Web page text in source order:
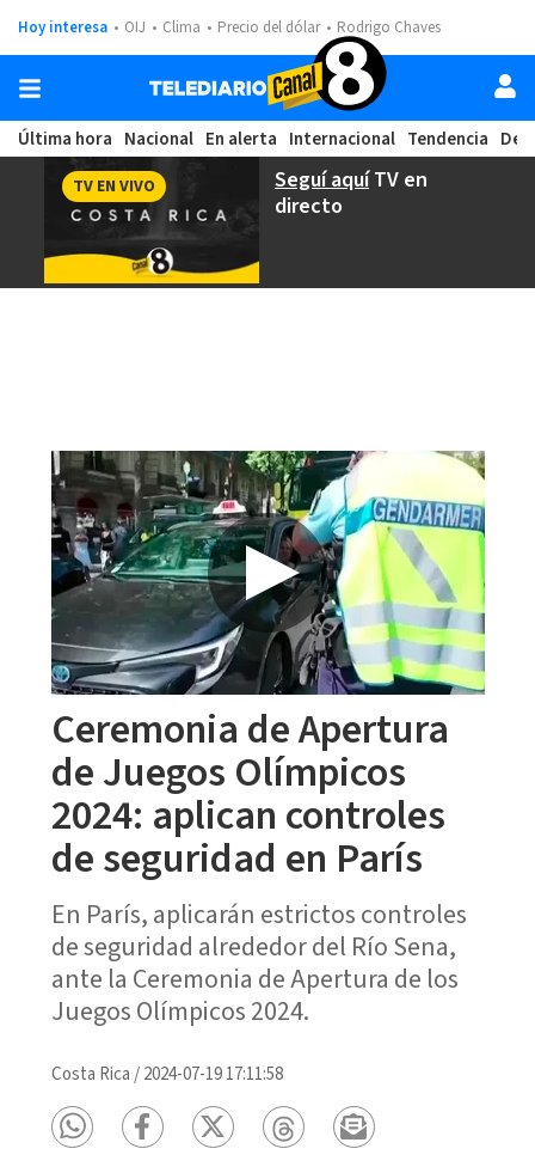
Hoy interesa OIJ Clima Precio del dólar Rodrigo Chaves
Última hora Nacional En alerta Internacional Tendencia
Seguí aquíTV en
directo
TV EN VIVO
Ceremonia de Apertura
de Juegos Olímpicos
2024: aplican controles
de seguridad en París
En París, aplicarán estrictos controles
de seguridad alrededor del Río Sena,
ante la Ceremonia de Apertura de los
Juegos Olímpicos 2024.
Costa Rica /2024-07-19 17:11:58